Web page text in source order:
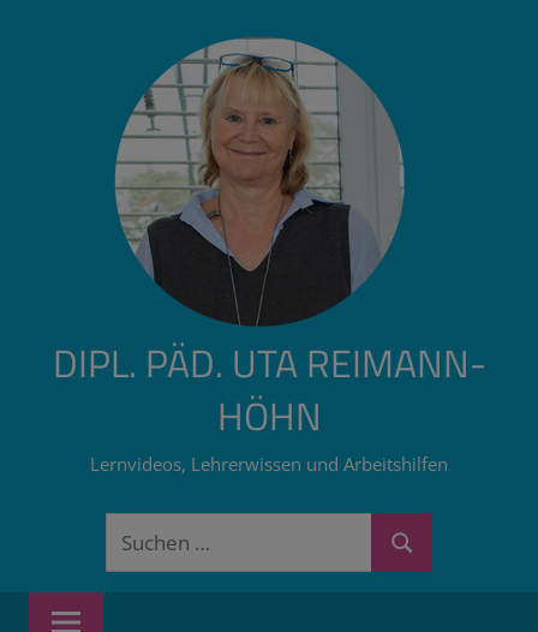
DIPL. PÄD. UTA REIMANN-
HÖHN
Lernvideos, Lehrerwissen und Arbeitshilfen
Suchen
Suchen